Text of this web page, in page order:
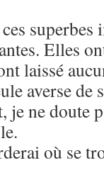
superbes
Elles
laissé
averse
ne doute
où se